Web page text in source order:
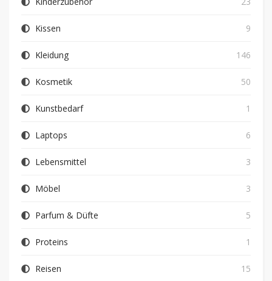
Kissen 9
Kleidung 146
Kosmetik 50
Kunstbedarf 1
Laptops 6
Lebensmittel 3
Möbel 3
Parfum & Düfte 5
Proteins 1
Reisen 15